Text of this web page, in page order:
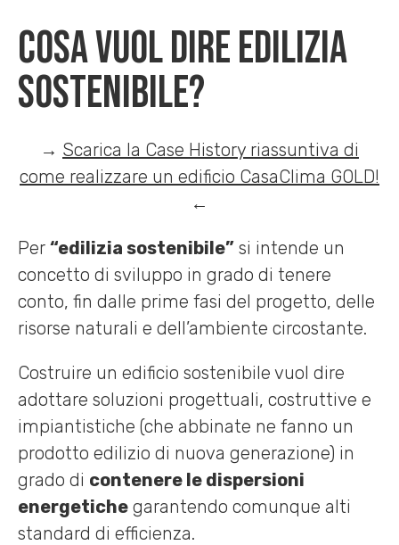
Cosa vuol dire edilizia
sostenibile?
→ Scarica la Case History riassuntiva di
come realizzare un edificio CasaClima GOLD!
←
Per “edilizia sostenibile” si intende un
concetto di sviluppo in grado di tenere
conto, fin dalle prime fasi del progetto, delle
risorse naturali e dell’ambiente circostante.
Costruire un edificio sostenibile vuol dire
adottare soluzioni progettuali, costruttive e
impiantistiche (che abbinate ne fanno un
prodotto edilizio di nuova generazione) in
grado di contenere le dispersioni
energetiche garantendo comunque alti
standard di efficienza.